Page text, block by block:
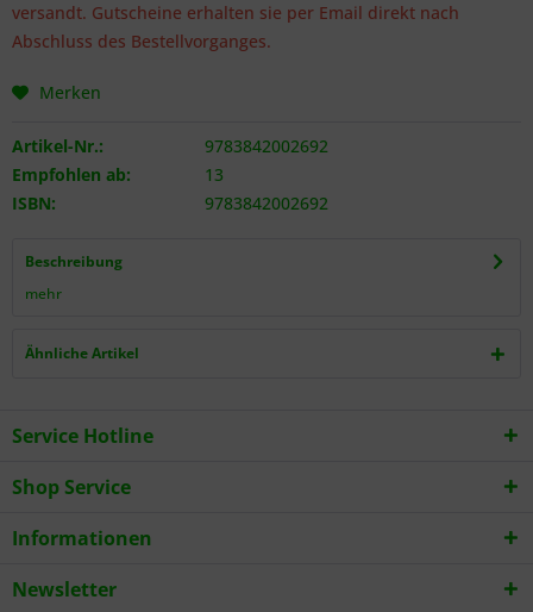
versandt. Gutscheine erhalten sie per Email direkt nach
Abschluss des Bestellvorganges.
Merken
Artikel-Nr.:
9783842002692
Empfohlen ab:
13
ISBN:
9783842002692
Beschreibung
mehr
Ähnliche Artikel
Service Hotline
Shop Service
Informationen
Newsletter